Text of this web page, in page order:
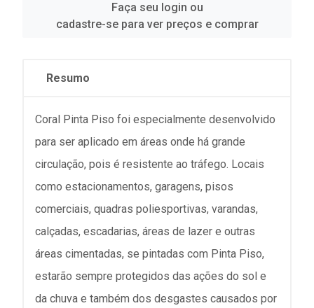
Faça seu login ou
cadastre-se para ver preços e comprar
Resumo
Coral Pinta Piso foi especialmente desenvolvido
para ser aplicado em áreas onde há grande
circulação, pois é resistente ao tráfego. Locais
como estacionamentos, garagens, pisos
comerciais, quadras poliesportivas, varandas,
calçadas, escadarias, áreas de lazer e outras
áreas cimentadas, se pintadas com Pinta Piso,
estarão sempre protegidos das ações do sol e
da chuva e também dos desgastes causados por